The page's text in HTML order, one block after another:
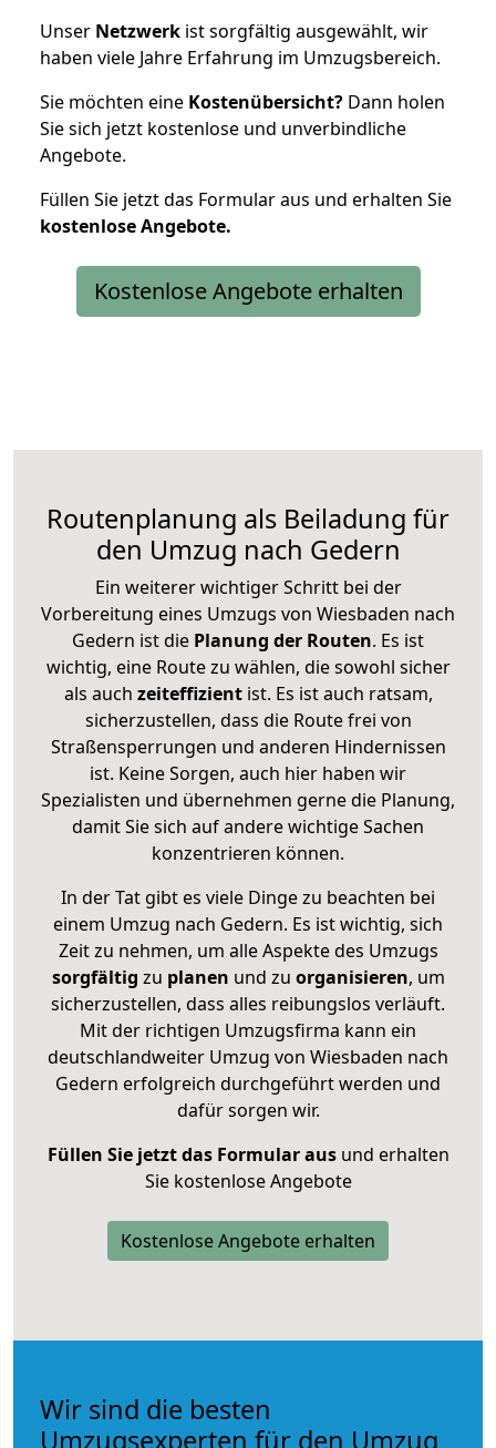
Unser Netzwerk ist sorgfältig ausgewählt, wir
haben viele Jahre Erfahrung im Umzugsbereich.
Sie möchten eine Kostenübersicht? Dann holen
Sie sich jetzt kostenlose und unverbindliche
Angebote.
Füllen Sie jetzt das Formular aus und erhalten Sie
kostenloseAngebote.
Kostenlose Angebote erhalten
Routenplanung als Beiladung für
den Umzug nach Gedern
Ein weiterer wichtiger Schritt bei der
Vorbereitung eines Umzugs von Wiesbaden nach
Gedern ist die Planung der Routen. Es ist
wichtig, eine Route zu wählen, die sowohl sicher
als auch zeiteffizientist. Es ist auch ratsam,
sicherzustellen, dass die Route frei von
Straßensperrungen und anderen Hindernissen
ist. Keine Sorgen, auch hier haben wir
Spezialisten und übernehmen gerne die Planung,
damit Sie sich auf andere wichtige Sachen
konzentrieren können.
In der Tat gibt es viele Dinge zu beachten bei
einem Umzug nach Gedern. Es ist wichtig, sich
Zeit zu nehmen, um alle Aspekte des Umzugs
sorgfältig zu planen und zu organisieren, um
sicherzustellen, dass alles reibungslos verläuft.
Mit der richtigen Umzugsfirma kann ein
deutschlandweiter Umzug von Wiesbaden nach
Gedern erfolgreich durchgeführt werden und
dafür sorgen wir.
Füllen Sie jetzt das Formular ausund erhalten
Sie kostenlose Angebote
Kostenlose Angebote erhalten
Wir sind die besten
Umzugsexperten für den Umzug